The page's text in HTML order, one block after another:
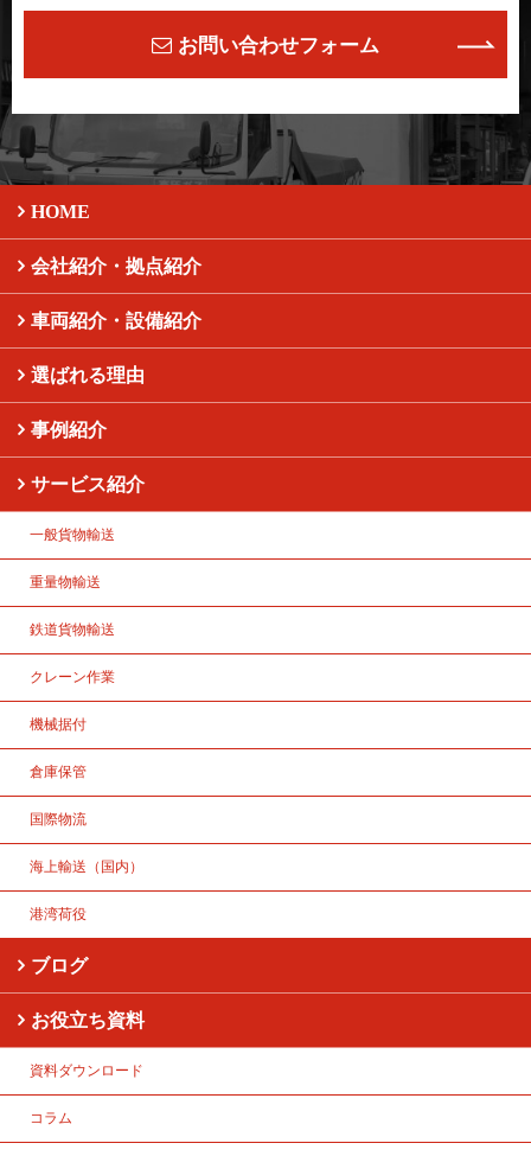
お問い合わせフォーム
HOME
会社紹介・拠点紹介
車両紹介・設備紹介
選ばれる理由
事例紹介
サービス紹介
一般貨物輸送
重量物輸送
鉄道貨物輸送
クレーン作業
機械据付
倉庫保管
国際物流
海上輸送（国内）
港湾荷役
ブログ
お役立ち資料
資料ダウンロード
コラム